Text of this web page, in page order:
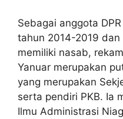
Sebagai anggota
tahun 2014-2019
memiliki nasab,
Yanuar merupakan
yang merupakan
serta pendiri PKB. Ia
Ilmu Administrasi